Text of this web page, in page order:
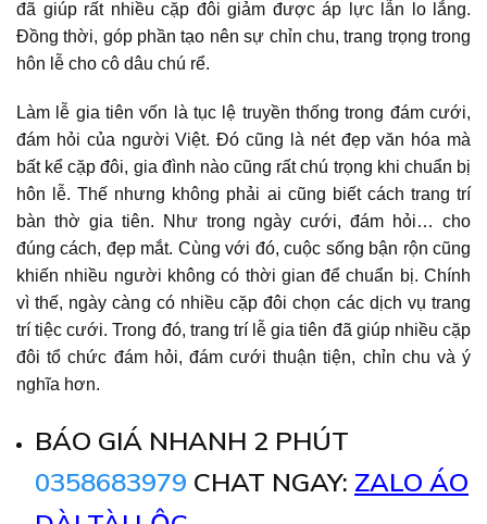
đã giúp rất nhiều cặp đôi giảm được áp lực lẫn lo lắng.
Đồng thời, góp phần tạo nên sự chỉn chu, trang trọng trong
hôn lễ cho cô dâu chú rể.
Làm lễ gia tiên vốn là tục lệ truyền thống trong đám cưới,
đám hỏi của người Việt. Đó cũng là nét đẹp văn hóa mà
bất kể cặp đôi, gia đình nào cũng rất chú trọng khi chuẩn bị
hôn lễ. Thế nhưng không phải ai cũng biết cách trang trí
bàn thờ gia tiên. Như trong ngày cưới, đám hỏi… cho
đúng cách, đẹp mắt. Cùng với đó, cuộc sống bận rộn cũng
khiến nhiều người không có thời gian để chuẩn bị. Chính
vì thế, ngày càng có nhiều cặp đôi chọn các dịch vụ trang
trí tiệc cưới. Trong đó, trang trí lễ gia tiên đã giúp nhiều cặp
đôi tổ chức đám hỏi, đám cưới thuận tiện, chỉn chu và ý
nghĩa hơn.
BÁO GIÁ NHANH 2 PHÚT
0358683979 CHAT NGAY: ZALO ÁO